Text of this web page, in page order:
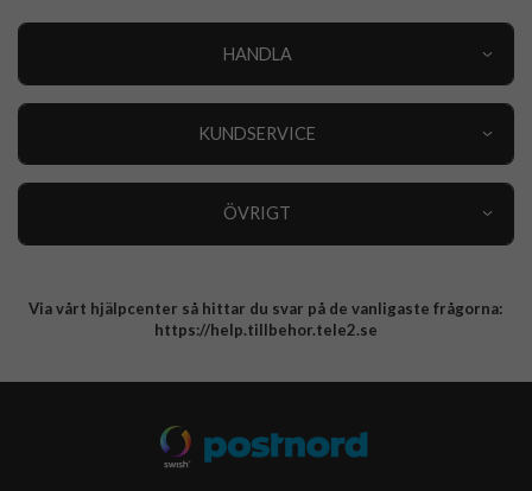
HANDLA
KUNDSERVICE
ÖVRIGT
Integritetspolicy
Via vårt hjälpcenter så hittar du svar på de vanligaste frågorna:
https://help.tillbehor.tele2.se